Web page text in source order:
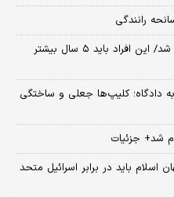
رانندگی
جزئیات صدور احکام بازنشستگی اعلام شد/ این افراد باید ۵ سال بیشتر
دادگاه؛ کلیپ‌ها جعلی و ساختگی
شد+ جزئیات
باید در برابر اسرائیل متحد